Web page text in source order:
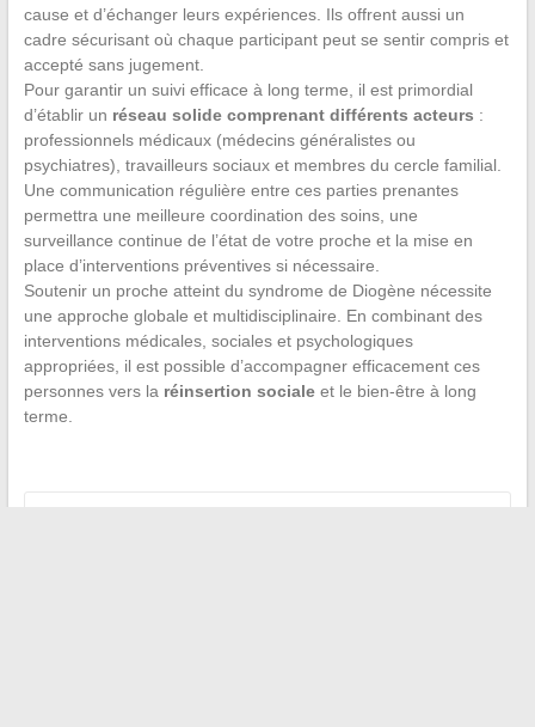
cause et d’échanger leurs expériences. Ils offrent aussi un
cadre sécurisant où chaque participant peut se sentir compris et
accepté sans jugement.
Pour garantir un suivi efficace à long terme, il est primordial
d’établir un réseau solide comprenant différents acteurs :
professionnels médicaux (médecins généralistes ou
psychiatres), travailleurs sociaux et membres du cercle familial.
Une communication régulière entre ces parties prenantes
permettra une meilleure coordination des soins, une
surveillance continue de l’état de votre proche et la mise en
place d’interventions préventives si nécessaire.
Soutenir un proche atteint du syndrome de Diogène nécessite
une approche globale et multidisciplinaire. En combinant des
interventions médicales, sociales et psychologiques
appropriées, il est possible d’accompagner efficacement ces
personnes vers la réinsertion socialeet le bien-être à long
terme.